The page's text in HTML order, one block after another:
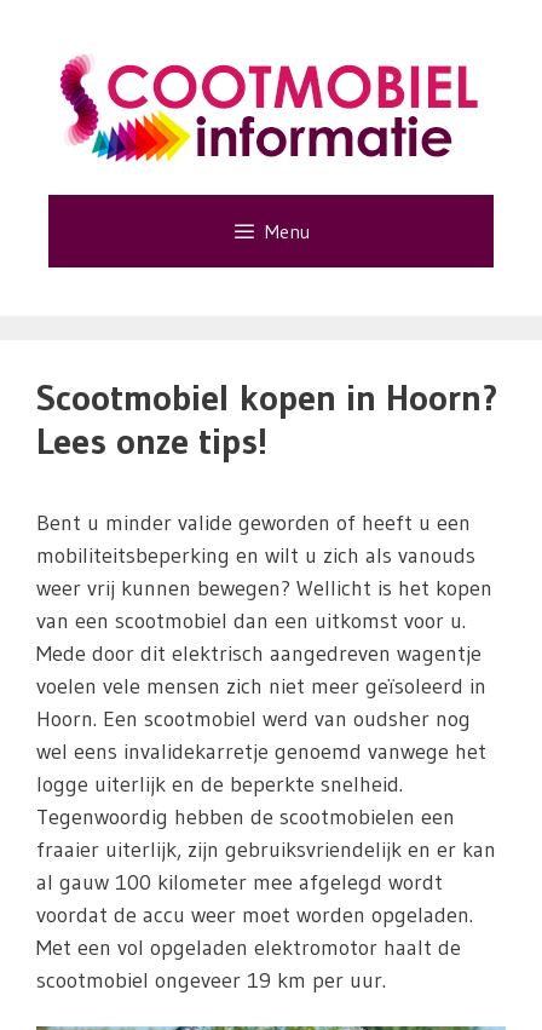
Menu
Scootmobiel kopen in Hoorn?
Lees onze tips!
Bent u minder valide geworden of heeft u een
mobiliteitsbeperking en wilt u zich als vanouds
weer vrij kunnen bewegen? Wellicht is het kopen
van een scootmobiel dan een uitkomst voor u.
Mede door dit elektrisch aangedreven wagentje
voelen vele mensen zich niet meer geïsoleerd in
Hoorn. Een scootmobiel werd van oudsher nog
wel eens invalidekarretje genoemd vanwege het
logge uiterlijk en de beperkte snelheid.
Tegenwoordig hebben de scootmobielen een
fraaier uiterlijk, zijn gebruiksvriendelijk en er kan
al gauw 100 kilometer mee afgelegd wordt
voordat de accu weer moet worden opgeladen.
Met een vol opgeladen elektromotor haalt de
scootmobiel ongeveer 19 km per uur.